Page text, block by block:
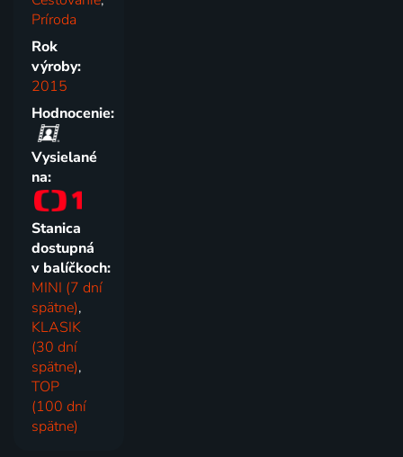
Príroda
Rok
výroby:
2015
Hodnocenie:
Vysielané
na:
Stanica
dostupná
v balíčkoch:
MINI (7 dní
spätne),
KLASIK
(30 dní
spätne),
TOP
(100 dní
spätne)